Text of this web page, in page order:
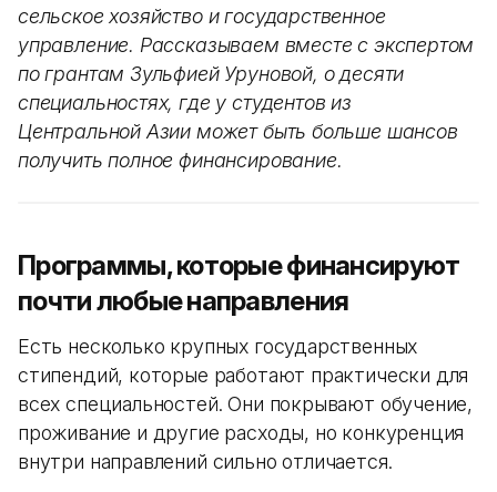
сельское хозяйство и государственное
управление. Рассказываем вместе с экспертом
по грантам Зульфией Уруновой, о десяти
специальностях, где у студентов из
Центральной Азии может быть больше шансов
получить полное финансирование.
Программы, которые финансируют
почти любые направления
Есть несколько крупных государственных
стипендий, которые работают практически для
всех специальностей. Они покрывают обучение,
проживание и другие расходы, но конкуренция
внутри направлений сильно отличается.